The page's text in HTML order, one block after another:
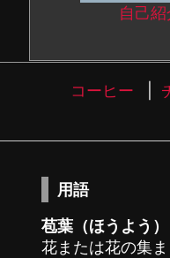
自己紹
コーヒー
用語
苞葉（ほうよう）
花または花の集